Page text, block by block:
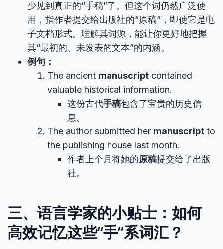
少见到真正的“手稿”了。但这个词仍然广泛使
用，指作者提交给出版社的“原稿”，即使它是电
子文档形式。理解其词源，能让你更好地把握
其“最初的、未发表的文本”的内涵。
例句：
The ancient manuscript contained
valuable historical information.
这份古代手稿包含了宝贵的历史信
息。
The author submitted her manuscript to
the publishing house last month.
作者上个月将她的原稿提交给了出版
社。
三、语言学家的小贴士：如何
高效记忆这些“手”系词汇？